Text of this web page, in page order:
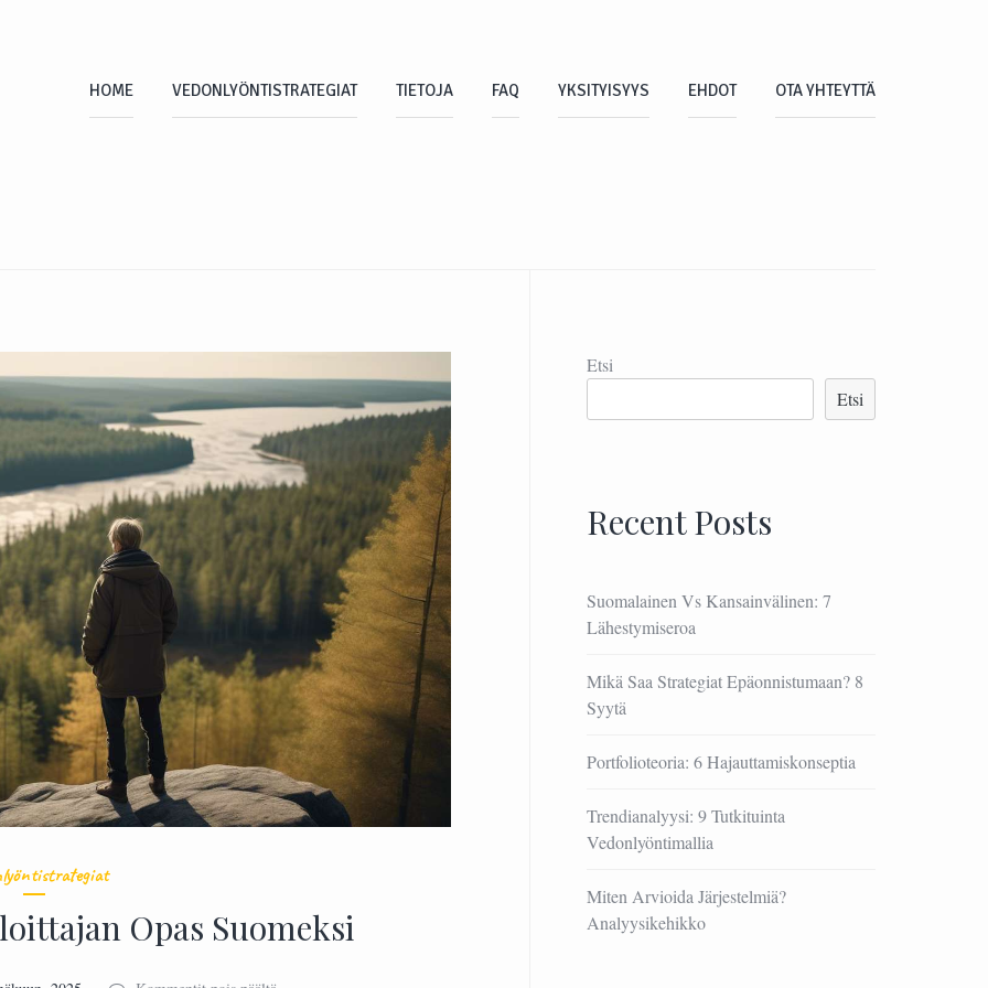
HOME VEDONLYÖNTISTRATEGIAT TIETOJA FAQ YKSITYISYYS EHDOT OTA YHTEYTTÄ
Opas Suomeksi
Etsi
Etsi
Recent Posts
Suomalainen Vs Kansainvälinen: 7
Lähestymiseroa
Mikä Saa Strategiat Epäonnistumaan? 8
Syytä
Portfolioteoria: 6 Hajauttamiskonseptia
Trendianalyysi: 9 Tutkituinta
Vedonlyöntimallia
Miten Arvioida Järjestelmiä?
Analyysikehikko